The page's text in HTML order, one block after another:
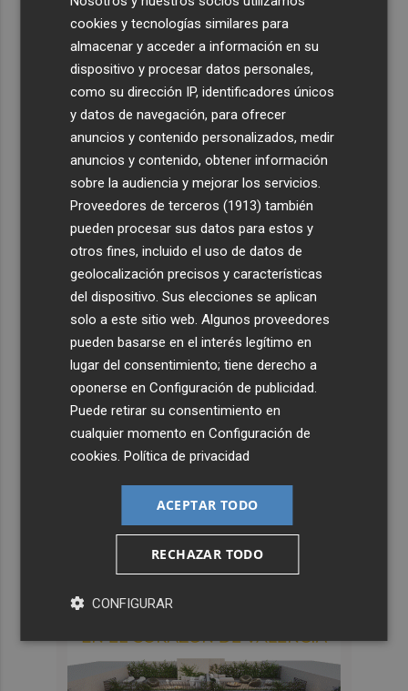
cookies y tecnologías similares para
almacenar y acceder a información en su
dispositivo y procesar datos personales,
como su dirección IP, identificadores únicos
y datos de navegación, para ofrecer
anuncios y contenido personalizados, medir
anuncios y contenido, obtener información
sobre la audiencia y mejorar los servicios.
Proveedores de terceros (1913) también
pueden procesar sus datos para estos y
otros fines, incluido el uso de datos de
geolocalización precisos y características
del dispositivo. Sus elecciones se aplican
solo a este sitio web. Algunos proveedores
pueden basarse en el interés legítimo en
lugar del consentimiento; tiene derecho a
oponerse enConfiguración de publicidad
Puede retirar su consentimiento en
cualquier momento enConfiguración de
cookies .Política de privacidad
ACEPTAR TODO
RECHAZAR TODO
CONFIGURAR